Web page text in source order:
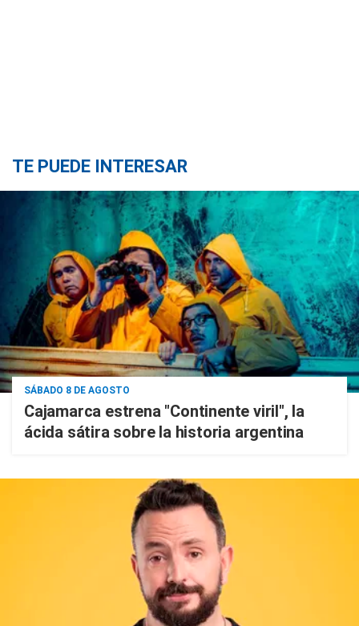
TE PUEDE INTERESAR
SÁBADO 8 DE AGOSTO
Cajamarca estrena "Continente viril", la
ácida sátira sobre la historia argentina